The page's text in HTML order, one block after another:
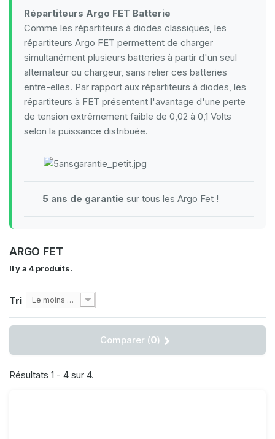
Répartiteurs Argo FET Batterie
Comme les répartiteurs à diodes classiques, les
répartiteurs Argo FET permettent de charger
simultanément plusieurs batteries à partir d'un seul
alternateur ou chargeur, sans relier ces batteries
entre-elles. Par rapport aux répartiteurs à diodes, les
répartiteurs à FET présentent l'avantage d'une perte
de tension extrêmement faible de 0,02 à 0,1 Volts
selon la puissance distribuée.
5 ans de garantie sur tous les Argo Fet !
ARGO FET
Il y a 4 produits.
Tri Le moins cher
Comparer (0)
Résultats 1 - 4 sur 4.